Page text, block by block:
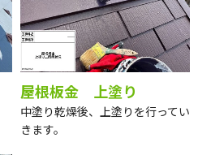
屋根板金 上塗り
中塗り乾燥後、上塗りを行ってい
きます。